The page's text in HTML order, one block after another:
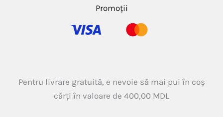
Promoții
Pentru livrare gratuită, e nevoie să mai pui în coș
cărți în valoare de 400,00 MDL